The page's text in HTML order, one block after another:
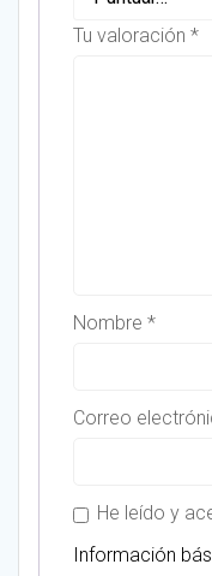
Tu valoración *
Nombre *
Correo
He leído y
Información